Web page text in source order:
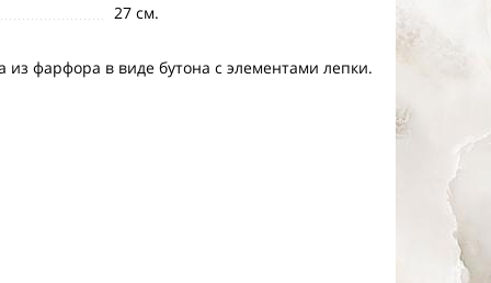
27 см.
фарфора в виде бутона с элементами лепки.